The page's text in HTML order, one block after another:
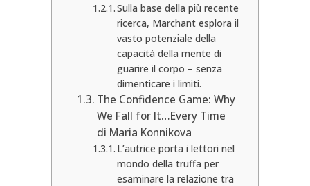
Sulla base della più recente
ricerca, Marchant esplora il
vasto potenziale della
capacità della mente di
guarire il corpo – senza
dimenticare i limiti.
The Confidence Game: Why
We Fall for It…Every Time
di Maria Konnikova
L’autrice porta i lettori nel
mondo della truffa per
esaminare la relazione tra